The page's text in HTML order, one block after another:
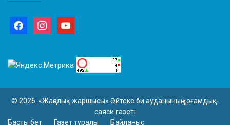
© 2026. «Жаңалық жаршысы» Әйтеке би ауданының қоғамдық-
саяси газеті
Басты бет
Газет туралы Байланыс